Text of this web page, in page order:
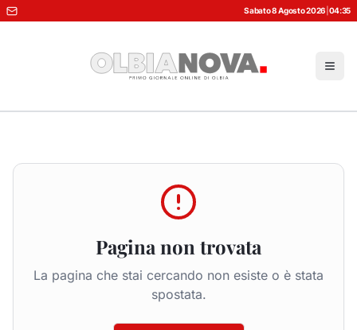
Sabato 8 Agosto 2026 04:35
Pagina non trovata
La pagina che stai cercando non esiste o è stata
spostata.